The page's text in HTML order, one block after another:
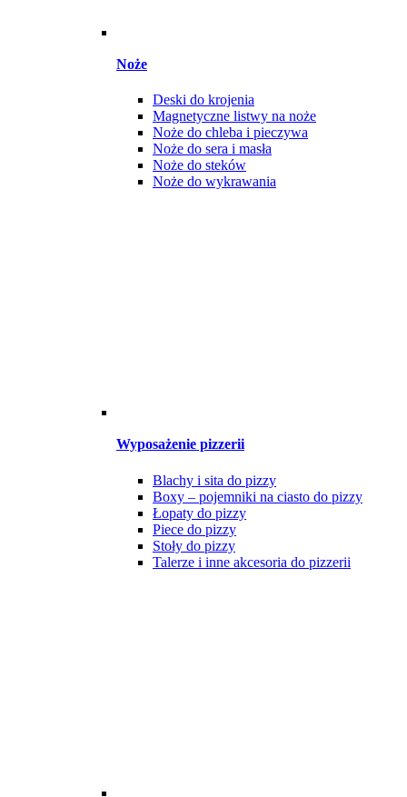
Noże
Deski do krojenia
Magnetyczne listwy na noże
Noże do chleba i pieczywa
Noże do sera i masła
Noże do steków
Noże do wykrawania
Wyposażenie pizzerii
Blachy i sita do pizzy
Boxy – pojemniki na ciasto do pizzy
Łopaty do pizzy
Piece do pizzy
Stoły do pizzy
Talerze i inne akcesoria do pizzerii